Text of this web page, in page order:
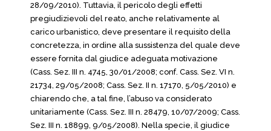
28/09/2010). Tuttavia, il pericolo degli effetti
pregiudizievoli del reato, anche relativamente al
carico urbanistico, deve presentare il requisito della
concretezza, in ordine alla sussistenza del quale deve
essere fornita dal giudice adeguata motivazione
(Cass. Sez. III n. 4745, 30/01/2008; conf. Cass. Sez. VI n.
21734, 29/05/2008; Cass. Sez. II n. 17170, 5/05/2010) e
chiarendo che, a tal fine, l’abuso va considerato
unitariamente (Cass. Sez. III n. 28479, 10/07/2009; Cass.
Sez. III n. 18899, 9/05/2008). Nella specie, il giudice